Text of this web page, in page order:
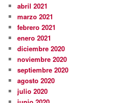
abril 2021
marzo 2021
febrero 2021
enero 2021
diciembre 2020
noviembre 2020
septiembre 2020
agosto 2020
julio 2020